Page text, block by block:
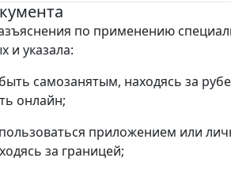
по применению
и указала:
самозанятым, находясь за
онлайн;
приложением или
за границей;